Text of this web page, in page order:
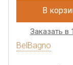
В
Заказать в
BelBagno